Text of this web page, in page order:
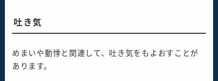
吐き気
めまいや動悸と関連して、吐き気をもよおすことが
あります。